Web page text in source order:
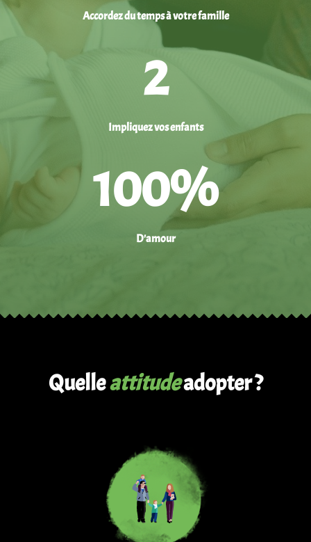
Accordez du temps à votre famille
2
Impliquez vos enfants
100%
D'amour
Quelleattitudeadopter?